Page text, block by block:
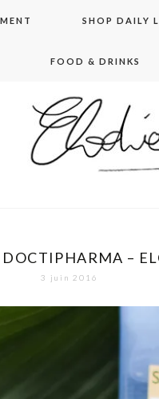
SHOP DAILY
FOOD & DRINKS
in
DOCTIPHARMA –
3 juin 2016